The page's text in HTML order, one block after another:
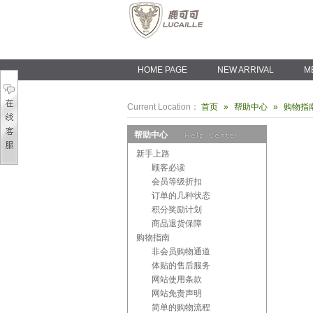
HOME PAGE NEW ARRIVAL
Current Location： 首页 » 帮助中心 » 购物指
帮助中心
新手上路
顾客必读
会员等级折扣
订单的几种状态
积分奖励计划
商品退货保障
购物指南
非会员购物通道
体贴的售后服务
网站使用条款
网站免责声明
简单的购物流程